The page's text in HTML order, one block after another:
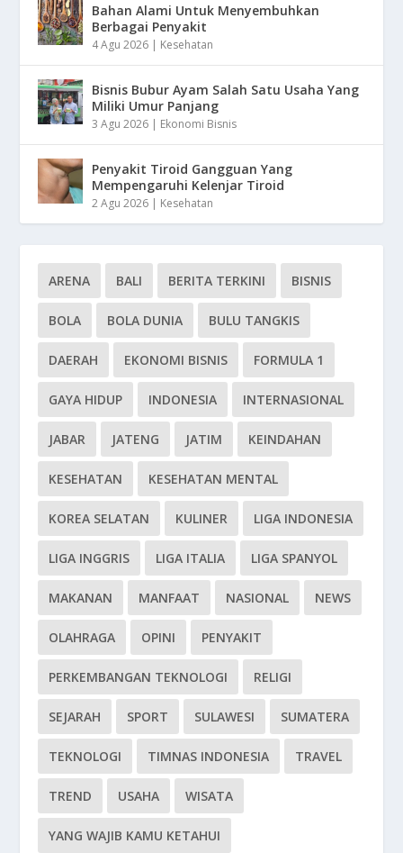
Bahan Alami Untuk Menyembuhkan
Berbagai Penyakit
4 Agu 2026 | Kesehatan
Bisnis Bubur Ayam Salah Satu Usaha Yang
Miliki Umur Panjang
3 Agu 2026 | Ekonomi Bisnis
Penyakit Tiroid Gangguan Yang
Mempengaruhi Kelenjar Tiroid
2 Agu 2026 | Kesehatan
ARENA BALI BERITA TERKINI BISNIS
BOLA BOLA DUNIA BULU TANGKIS
DAERAH EKONOMI BISNIS FORMULA 1
GAYA HIDUP INDONESIA INTERNASIONAL
JABAR JATENG JATIM KEINDAHAN
KESEHATAN KESEHATAN MENTAL
KOREA SELATAN KULINER LIGA INDONESIA
LIGA INGGRIS LIGA ITALIA LIGA SPANYOL
MAKANAN MANFAAT NASIONAL NEWS
OLAHRAGA OPINI PENYAKIT
PERKEMBANGAN TEKNOLOGI RELIGI
SEJARAH SPORT SULAWESI SUMATERA
TEKNOLOGI TIMNAS INDONESIA TRAVEL
TREND USAHA WISATA
YANG WAJIB KAMU KETAHUI